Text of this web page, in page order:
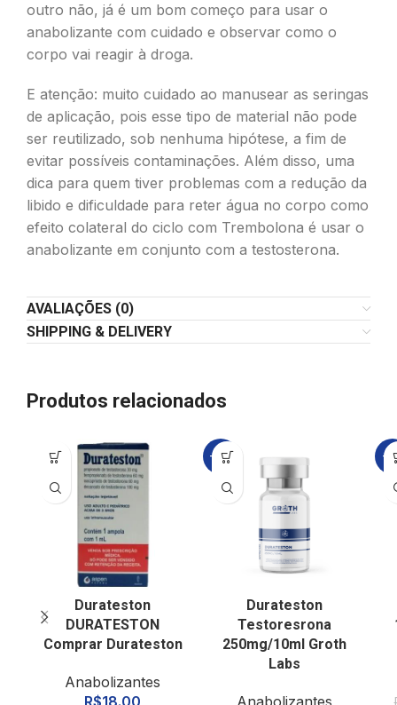
outro não, já é um bom começo para usar o
anabolizante com cuidado e observar como o
corpo vai reagir à droga.
E atenção: muito cuidado ao manusear as seringas
de aplicação, pois esse tipo de material não pode
ser reutilizado, sob nenhuma hipótese, a fim de
evitar possíveis contaminações. Além disso, uma
dica para quem tiver problemas com a redução da
libido e dificuldade para reter água no corpo como
efeito colateral do ciclo com Trembolona é usar o
anabolizante em conjunto com a testosterona.
AVALIAÇÕES (0)
SHIPPING & DELIVERY
Produtos relacionados
Durateston
DURATESTON
Comprar Durateston
Anabolizantes
R$18.00
-21%
Durateston
Testoresrona
250mg/10ml Groth
Labs
Anabolizantes
-